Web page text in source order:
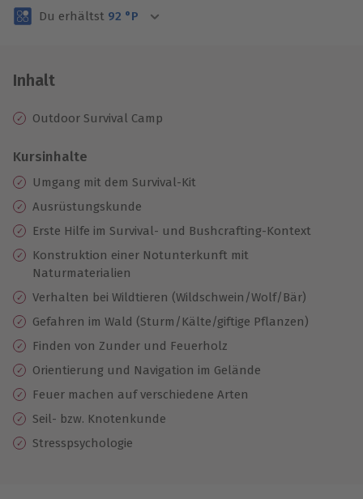
Volle Flexibilität
3 Jahre gültig & verlängerbar.
Du erhältst 92 °P
Inhalt
Outdoor Survival Camp
Kursinhalte
Umgang mit dem Survival-Kit
Ausrüstungskunde
Erste Hilfe im Survival- und Bushcrafting-Kontext
Konstruktion einer Notunterkunft mit
Naturmaterialien
Verhalten bei Wildtieren (Wildschwein/Wolf/Bär)
Gefahren im Wald (Sturm/Kälte/giftige Pflanzen)
Finden von Zunder und Feuerholz
Orientierung und Navigation im Gelände
Feuer machen auf verschiedene Arten
Seil- bzw. Knotenkunde
Stresspsychologie